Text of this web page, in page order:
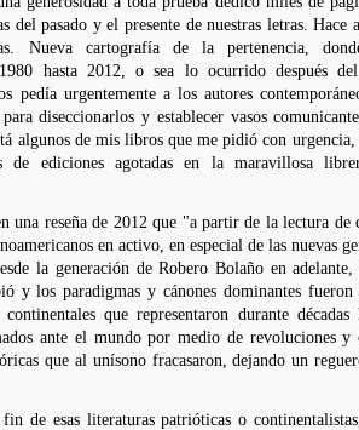
del pasado y el presente de nuestras letras.
Nueva cartografía de la pertenencia,
1980 hasta 2012, o sea lo ocurrido después
pedía urgentemente a los autores
diseccionarlos y establecer vasos
algunos de mis libros que me pidió con urgencia,
de ediciones agotadas en la maravillosa
una reseña de 2012 que "a partir de la lectura de
en activo, en especial de las nuevas
la generación de Robero Bolaño en
y los paradigmas y cánones dominantes fueron
que representaron durante
ante el mundo por medio de revoluciones y
que al unísono fracasaron, dejando un
de esas literaturas patrióticas o